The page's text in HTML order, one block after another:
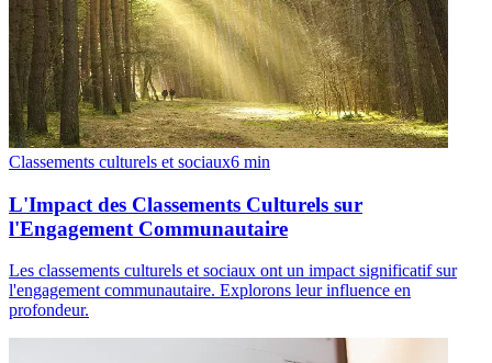
Classements culturels et sociaux6 min
L'Impact des Classements Culturels sur
l'Engagement Communautaire
Les classements culturels et sociaux ont un impact significatif sur
l'engagement communautaire. Explorons leur influence en
profondeur.